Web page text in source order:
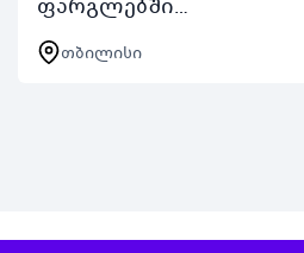
შესაძლებლობა 15 17
წლის
ისწავლე როგორ
თბილისი